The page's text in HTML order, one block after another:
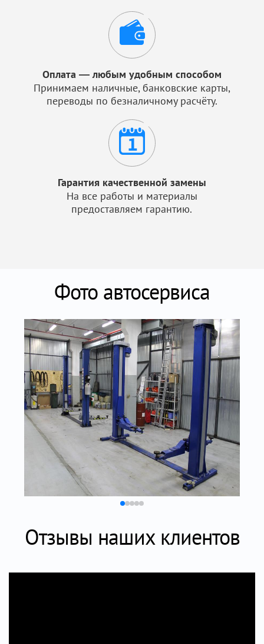
Оплата — любым удобным способом
Принимаем наличные, банковские карты,
переводы по безналичному расчёту.
Гарантия качественной замены
На все работы и материалы
предоставляем гарантию.
Фото автосервиса
Отзывы наших клиентов